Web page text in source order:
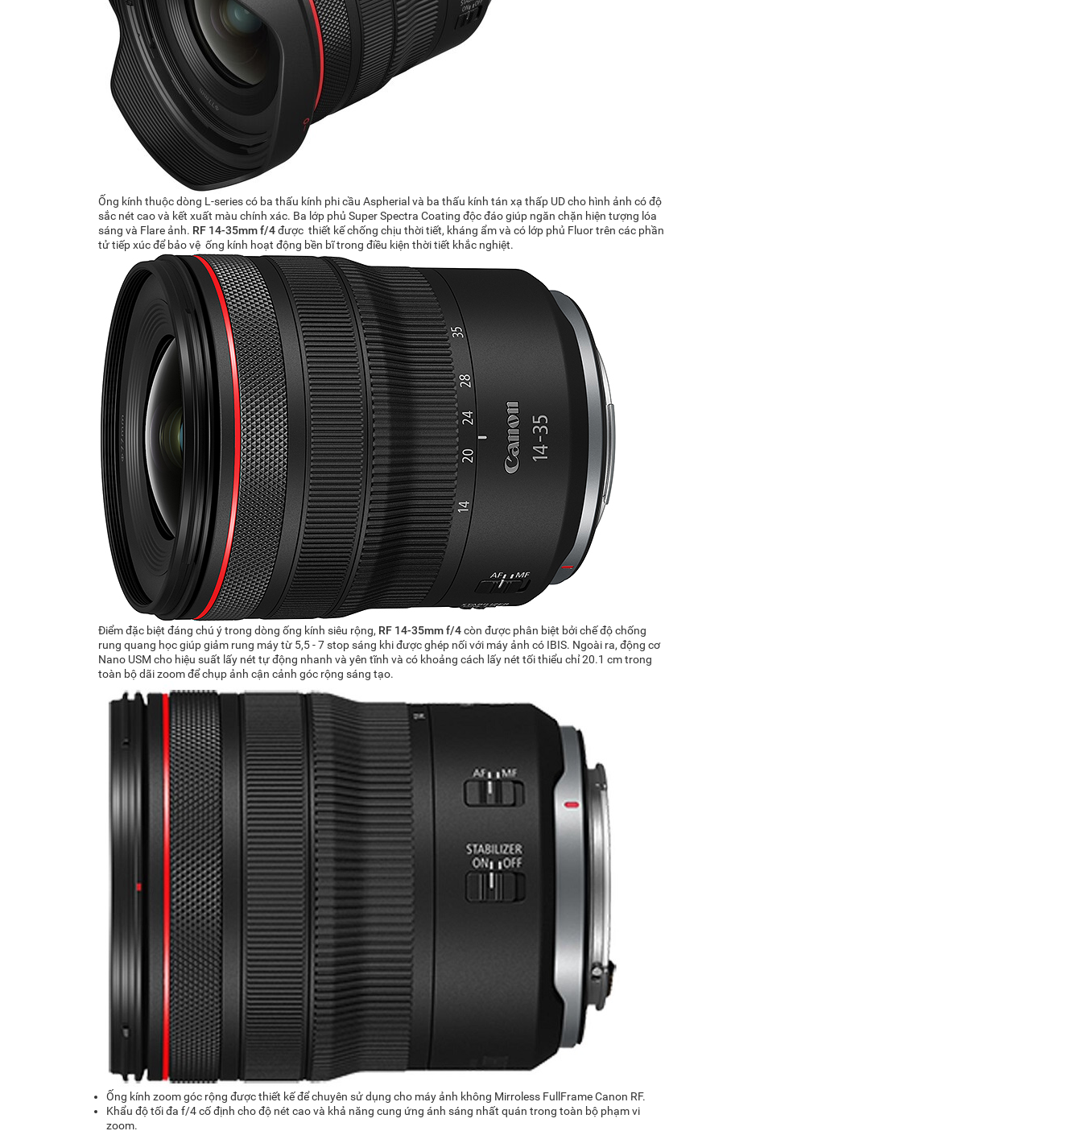
Ống kính thuộc dòng L-series có ba thấu kính phi cầu Aspherial và ba thấu kính tán xạ thấp UD cho hình ảnh có độ
sắc nét cao và kết xuất màu chính xác. Ba lớp phủ Super Spectra Coating độc đáo giúp ngăn chặn hiện tượng lóa
sáng và Flare ảnh. RF 14-35mm f/4được thiết kế chống chịu thời tiết, kháng ẩm và có lớp phủ Fluor trên các phần
tử tiếp xúc để bảo vệ ống kính hoạt động bền bĩ trong điều kiện thời tiết khắc nghiệt.
Điểm đặc biệt đáng chú ý trong dòng ống kính siêu rộng, RF 14-35mm f/4còn được phân biệt bởi chế độ chống
rung quang học giúp giảm rung máy từ 5,5 - 7 stop sáng khi được ghép nối với máy ảnh có IBIS. Ngoài ra, động cơ
Nano USM cho hiệu suất lấy nét tự động nhanh và yên tĩnh và có khoảng cách lấy nét tối thiểu chỉ 20.1 cm trong
toàn bộ dãi zoom để chụp ảnh cận cảnh góc rộng sáng tạo.
Ống kính zoom góc rộng được thiết kế để chuyên sử dụng cho máy ảnh không Mirroless FullFrame Canon RF.
Khẩu độ tối đa f/4 cố định cho độ nét cao và khả năng cung ứng ánh sáng nhất quán trong toàn bộ phạm vi
zoom.